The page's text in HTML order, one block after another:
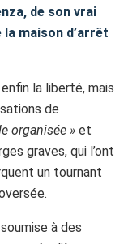
de son vrai
maison d’arrêt
la liberté, mais
de
organisée » et
graves, qui l’ont
un tournant
à des